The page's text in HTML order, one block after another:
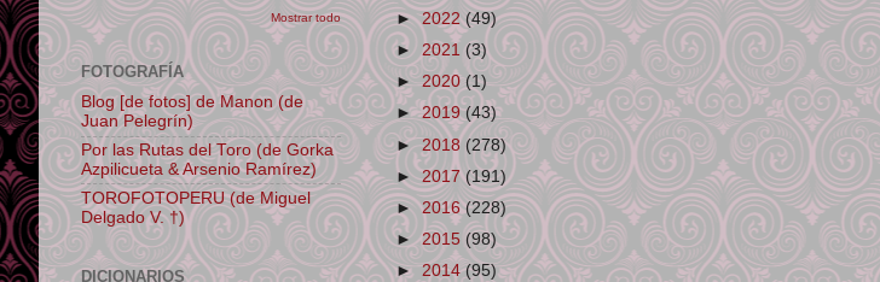
►2022(49)
► 2021 (3)
►2020(1)
►2019(43)
►2018 (278)
►2017(191)
►2016(228)
►2015 (98)
►2014(95)
Mostrar todo
FOTOGRAFÍA
Blog [de fotos] de Manon (de
Juan Pelegrín)
Por las Rutas del Toro (de Gorka
Azpilicueta & Arsenio Ramírez)
TOROFOTOPERU (de Miguel
Delgado V. †)
DICIONARIOS